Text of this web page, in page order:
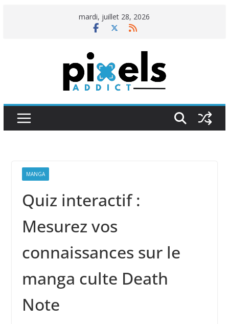
mardi, juillet 28, 2026
MANGA
Quiz interactif :
Mesurez vos
connaissances sur le
manga culte Death
Note